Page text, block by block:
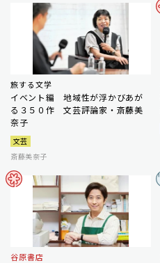
旅する文学
イベント編 地域性が浮かびあが
る３５０作 文芸評論家・斎藤美
奈子
文芸
斎藤美奈子
谷原書店